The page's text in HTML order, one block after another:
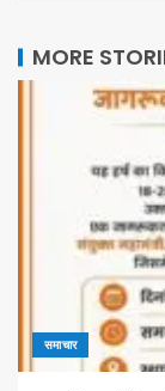
MORE
समाचार